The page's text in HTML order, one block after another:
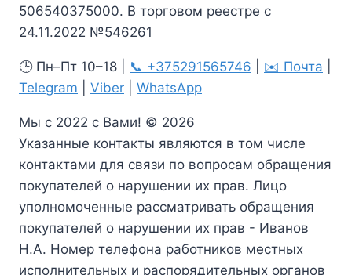
506540375000. В торговом реестре с
24.11.2022 №546261
🕒 Пн–Пт 10–18 | 📞 +375291565746 ✉️ Почта
Telegram
Viber WhatsApp
Мы с 2022 с Вами! © 2026
Указанные контакты являются в том числе
контактами для связи по вопросам обращения
покупателей о нарушении их прав. Лицо
уполномоченные рассматривать обращения
покупателей о нарушении их прав - Иванов
Н.А. Номер телефона работников местных
исполнительных и распорядительных органов